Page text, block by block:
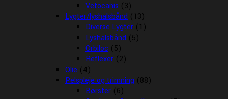
Vetocanis (3)
Lygter/lyshalsbånd (13)
Diverse Lygter (1)
Lyshalsbånd (5)
Orbiloc (5)
Reflexer (2)
Olie (4)
Pelspleje og trimning (88)
Børster (6)